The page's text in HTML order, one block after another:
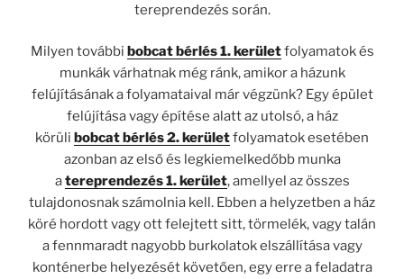
tereprendezés során.
Milyen további bobcat bérlés 1. kerületfolyamatok és
munkák várhatnak még ránk, amikor a házunk
felújításának a folyamataival már végzünk? Egy épület
felújítása vagy építése alatt az utolsó, a ház
körüli bobcat bérlés 2. kerületfolyamatok esetében
azonban az első és legkiemelkedőbb munka
atereprendezés 1. kerület, amellyel az összes
tulajdonosnak számolnia kell. Ebben a helyzetben a ház
köré hordott vagy ott felejtett sitt, törmelék, vagy talán
a fennmaradt nagyobb burkolatok elszállítása vagy
konténerbe helyezését követően, egy erre a feladatra